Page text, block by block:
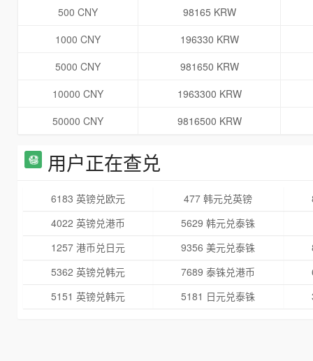
500 CNY
98165 KRW
1000 CNY
196330 KRW
5000 CNY
981650 KRW
10000 CNY
1963300 KRW
50000 CNY
9816500 KRW
用户正在查兑
6183 英镑兑欧元 477 韩元兑英镑
4022 英镑兑港币
5629 韩元兑泰铢
1257 港币兑日元
9356 美元兑泰铢
5362 英镑兑韩元
7689 泰铢兑港币
5151 英镑兑韩元
5181 日元兑泰铢